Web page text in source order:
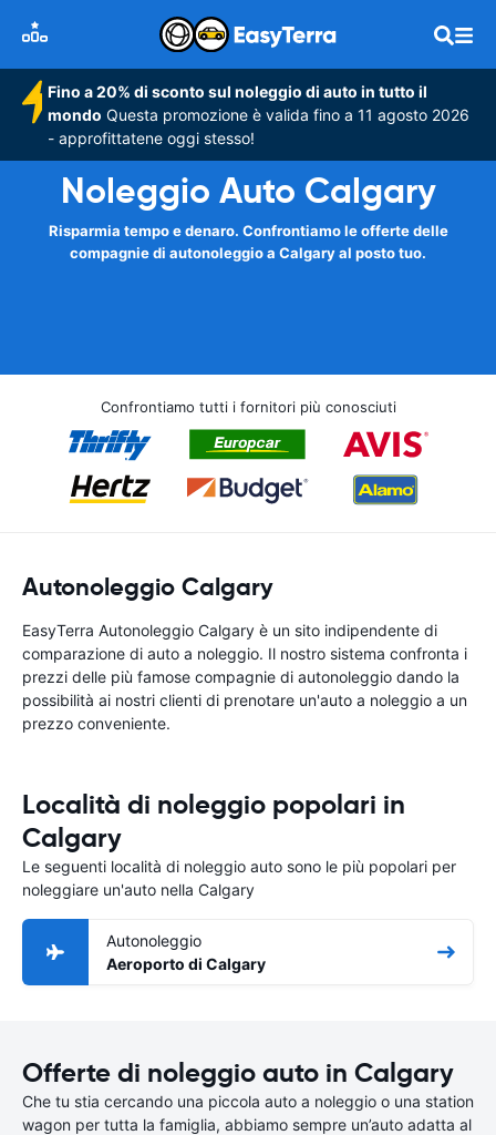
Fino a 20% di sconto sul noleggio di auto in tutto il
mondo Questa promozione è valida fino a 11 agosto 2026
- approfittatene oggi stesso!
Noleggio Auto Calgary
Risparmia tempo e denaro. Confrontiamo le offerte delle
compagnie di autonoleggio a Calgary al posto tuo.
Confrontiamo tutti i fornitori più conosciuti
Autonoleggio Calgary
EasyTerra Autonoleggio Calgary è un sito indipendente di
comparazione di auto a noleggio. Il nostro sistema confronta i
prezzi delle più famose compagnie di autonoleggio dando la
possibilità ai nostri clienti di prenotare un'auto a noleggio a un
prezzo conveniente.
Località di noleggio popolari in
Calgary
Le seguenti località di noleggio auto sono le più popolari per
noleggiare un'auto nella Calgary
Autonoleggio
Aeroporto di Calgary
Offerte di noleggio auto in Calgary
Che tu stia cercando una piccola auto a noleggio o una station
wagon per tutta la famiglia, abbiamo sempre un’auto adatta al